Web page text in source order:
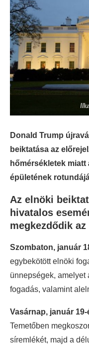
Donald Trump
beiktatása az
hőmérsékletek
épületének
Az elnöki
hivatalos
megkezdődik
Szombaton, január
egybekötött elnöki
ünnepségek, amelyet
fogadás, valamint
Vasárnap, január 19-
Temetőben
síremlékét, majd a